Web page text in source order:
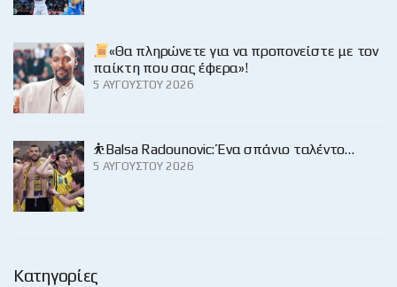
«Θα πληρώνετε για να προπονείστε με τον
παίκτη που σας έφερα»!
5 ΑΥΓΟΎΣΤΟΥ 2026
⛹️Balsa Radounovic: Ένα σπάνιο ταλέντο…
5 ΑΥΓΟΎΣΤΟΥ 2026
Κατηγορίες